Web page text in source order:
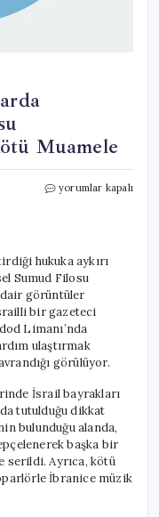
Muamele
İsrail’in
Filosu
Aktivistlerine
Yapılan
Kötü
Muamele
yorumlar kapalı
hukuka aykırı
Sumud Filosu
görüntüler
bir gazeteci
Limanı’nda
ulaştırmak
görülüyor.
İsrail bayrakları
tutulduğu dikkat
bulunduğu alanda,
başka bir
serildi. Ayrıca, kötü
İbranice müzik